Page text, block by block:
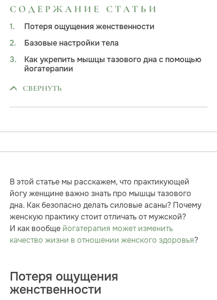
СОДЕРЖАНИЕ СТАТЬИ
Потеря ощущения женственности
Базовые настройки тела
Как укрепить мышцы тазового дна c помощью
йогатерапии
СВЕРНУТЬ
В этой статье мы расскажем, что практикующей
йогу женщине важно знать про мышцы тазового
дна. Как безопасно делать силовые асаны? Почему
женскую практику стоит отличать от мужской?
И как вообще йогатерапия может изменить
качество жизни в отношении женского здоровья?
Потеря ощущения
женственности